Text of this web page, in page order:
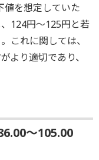
値を想定していた
124円～125円と若
これに関しては、
より適切であり、
～105.00